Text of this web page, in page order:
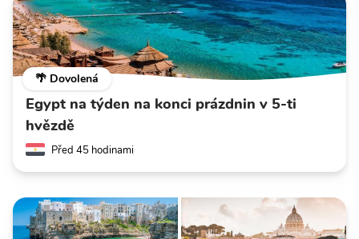
🌴 Dovolená
Egypt na týden na konci prázdnin v 5-ti
hvězdě
Před 45 hodinami